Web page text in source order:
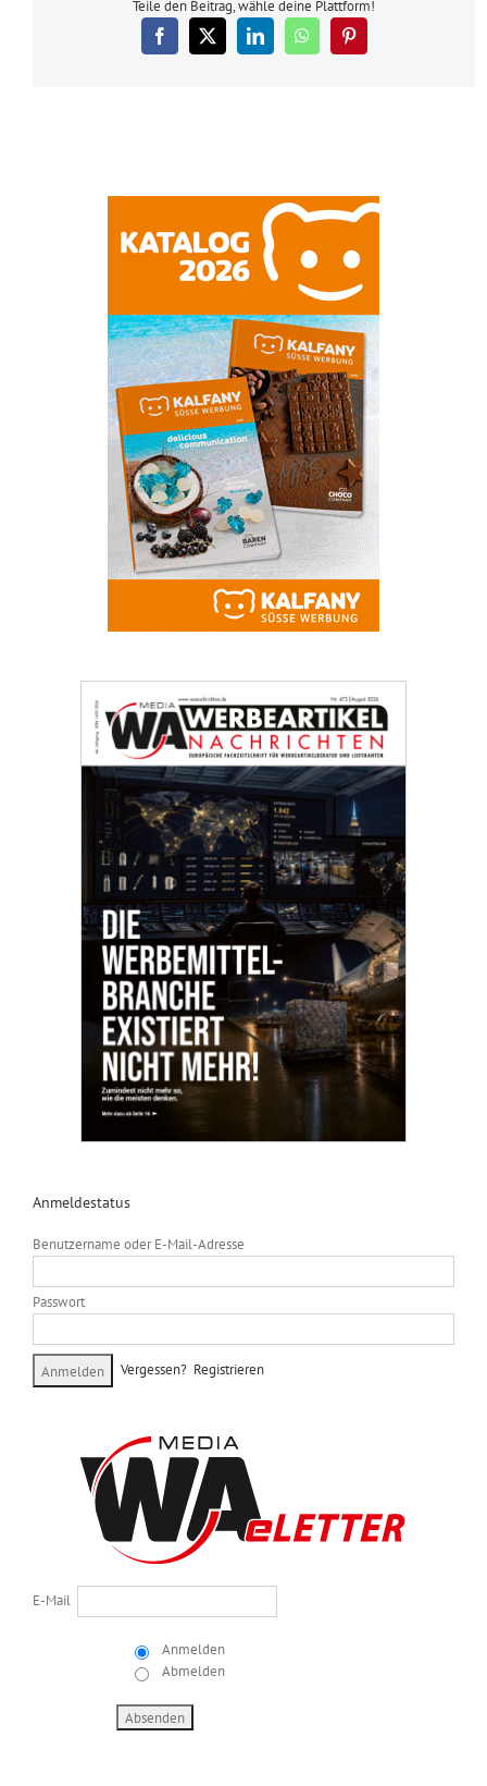
Teile den Beitrag, wähle deine Plattform!
Facebook
X LinkedInWhatsAppPinterest
Anmeldestatus
Benutzername oder E-Mail-Adresse
Passwort
Vergessen? Registrieren
E-Mail
Anmelden
Abmelden